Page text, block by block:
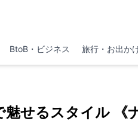
BtoB・ビジネス 旅行・お出か
魅せるスタイル 《